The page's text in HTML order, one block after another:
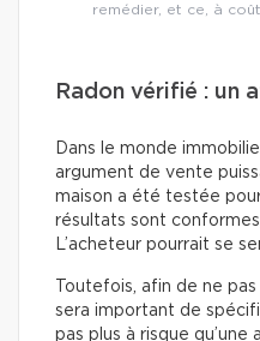
remédier, et ce, à
Radon vérifié : un
Dans le monde
argument de vente
maison a été testée
résultats sont
L’acheteur pourrait se
Toutefois, afin de ne
sera important de
pas plus à risque qu’une